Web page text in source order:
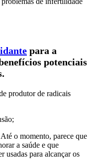
para a
potenciais
produtor de radicais
o momento, parece que
a saúde e que
usadas para alcançar os